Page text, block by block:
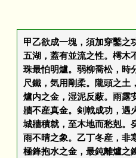
甲乙欲成一塊，須加穿鑿之
五湖，蓋有並流之性。樗木
珠最怕明爐。弱柳喬松，時
尺鐵，気用剛柔。隴頭之土
爐内之金，湿泥反蔽。雨露
牆不産真金。剣戟成功，遇
城牆積就，至木地而愁剋。
雨不晴之象。乙丁冬産，非
極鋒抱水之金，最鈍離爐之